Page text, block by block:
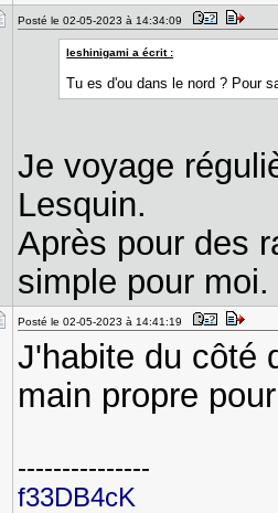
Posté le 02-05-2023 à 14:34:09
leshinigami a écrit :
Tu es d'ou dans le nord ? Pour
Je voyage
Lesquin.
Après pour des
simple pour
Posté le 02-05-2023 à 14:41:19
J'habite du côté
main propre
---------------
f33DB4cK